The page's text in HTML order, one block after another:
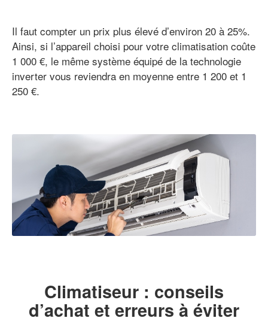
Il faut compter un prix plus élevé d’environ 20 à 25%.
Ainsi, si l’appareil choisi pour votre climatisation coûte
1 000 €, le même système équipé de la technologie
inverter vous reviendra en moyenne entre 1 200 et 1
250 €.
Climatiseur : conseils
d’achat et erreurs à éviter